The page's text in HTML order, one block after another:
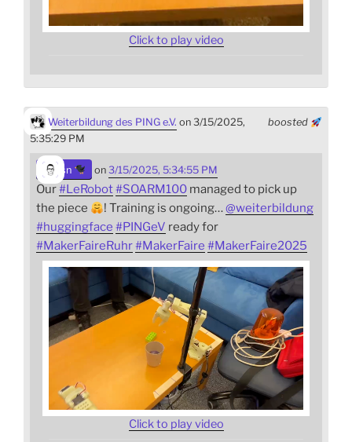
Click to play video
boosted
Weiterbildung des PING e.V. on 3/15/2025,
5:35:29 PM
sn on 3/15/2025, 5:34:55 PM
Our#LeRobot#SOARM100 managed to pick up
the piece
! Training is ongoing…@weiterbildung
#huggingface #PINGeV ready for
#MakerFaireRuhr#MakerFaire #MakerFaire2025
Click to play video